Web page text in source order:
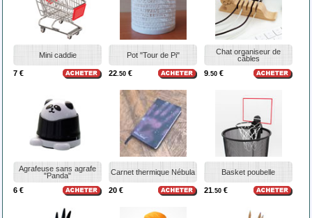
Mini caddie
7 €
Pot "Tour de Pi"
22.50 €
Chat organiseur de
câbles
9.50 €
Agrafeuse sans agrafe
"Panda"
6 €
Carnet thermique Nébula
20 €
Basket poubelle
21.50 €